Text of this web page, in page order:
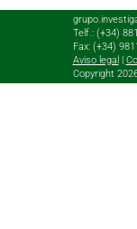
Telf.: (+34)
Fax: (+34)
Aviso legal
Copyright